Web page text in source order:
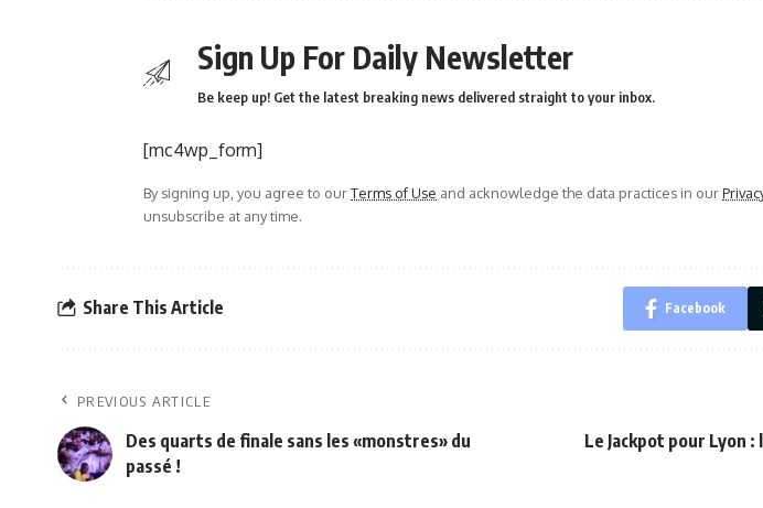
Sign Up For Daily Newsletter
Be keep up! Get the latest breaking news delivered straight to your inbox.
[mc4wp_form]
By signing up, you agree to ourTerms of Use and acknowledge the data practices in our
unsubscribe at any time.
Share This Article Facebook
PREVIOUS ARTICLE
Des quarts de finale sans les «monstres» du
passé !
Le Jackpot pour Lyon :